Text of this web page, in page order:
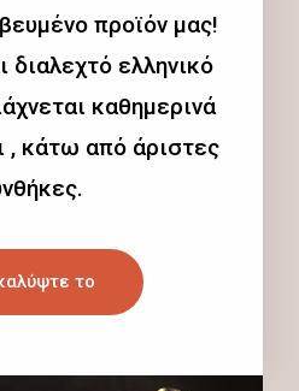
προϊόν μας!
ελληνικό
καθημερινά
, κάτω από άριστες
το